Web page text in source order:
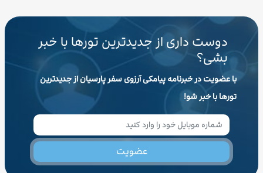
دوست داری از جدیدترین تورها با خبر
بشی؟
با عضویت در خبرنامه پیامکی آرزوی سفر پارسیان از جدیدترین
تورها با خبر شو!
عضویت